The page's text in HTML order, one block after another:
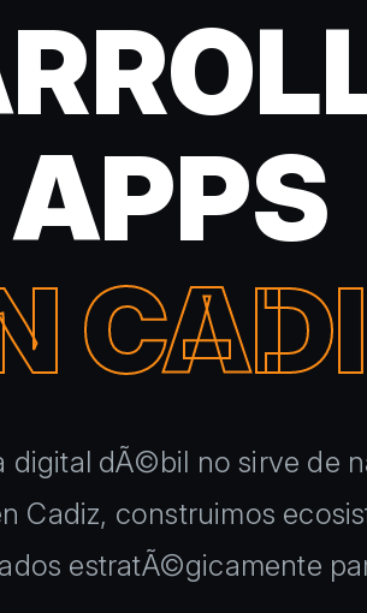
APPS
digital dÃ©bil no sirve de
Cadiz, construimos
estratÃ©gicamente